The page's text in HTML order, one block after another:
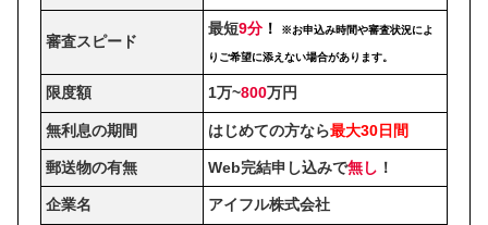
審査スピード
最短9分！ ※お申込み時間や審査状況によ
りご希望に添えない場合があります。
限度額 1万~800万円
無利息の期間 はじめての方なら最大30日間
郵送物の有無 Web完結申し込みで無し ！
企業名 アイフル株式会社